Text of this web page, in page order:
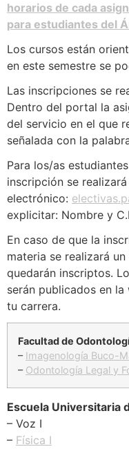
horarios de cada
para estudiantes del
Los cursos están
en este semestre se
Las inscripciones se
Dentro del portal la
del servicio en el que
señalada con la
Para los/as
inscripción se
electrónico:
explicitar: Nombre y
En caso de que la
materia se realizará
quedarán inscriptos.
serán publicados en
tu carrera.
Facultad de
– Imagenología Buco-
– Odontología Legal y
Escuela Universitaria
– Voz I
– Física I